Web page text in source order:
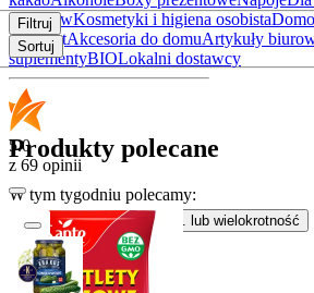
rodzicówKosmetyki i higiena osobista
zwierzątAkcesoria do domuArtykuły
suplementyBIOLokalni dostawcy
Produkty polecane
W tym tygodniu polecamy:
8,29 zł/szt. kupując 3 szt. lub wielokrotność
Filtruj
Sortuj
5.0
z 69 opinii